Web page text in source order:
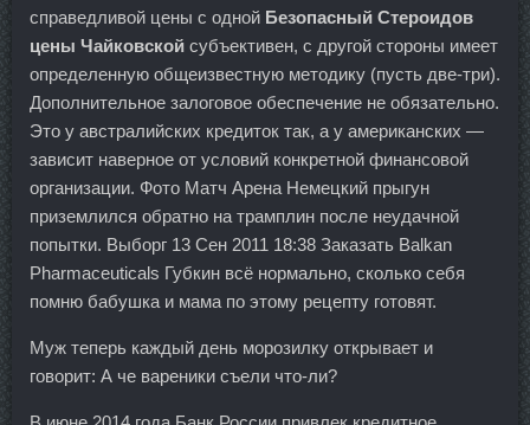
справедливой цены с одной Безопасный Стероидов
цены Чайковской субъективен, с другой стороны имеет
определенную общеизвестную методику (пусть две-три).
Дополнительное залоговое обеспечение не обязательно.
Это у австралийских кредиток так, а у американских —
зависит наверное от условий конкретной финансовой
организации. Фото Матч Арена Немецкий прыгун
приземлился обратно на трамплин после неудачной
попытки. Выборг 13 Сен 2011 18:38 Заказать Balkan
Pharmaceuticals Губкин всё нормально, сколько себя
помню бабушка и мама по этому рецепту готовят.
Муж теперь каждый день морозилку открывает и
говорит: А че вареники съели что-ли?